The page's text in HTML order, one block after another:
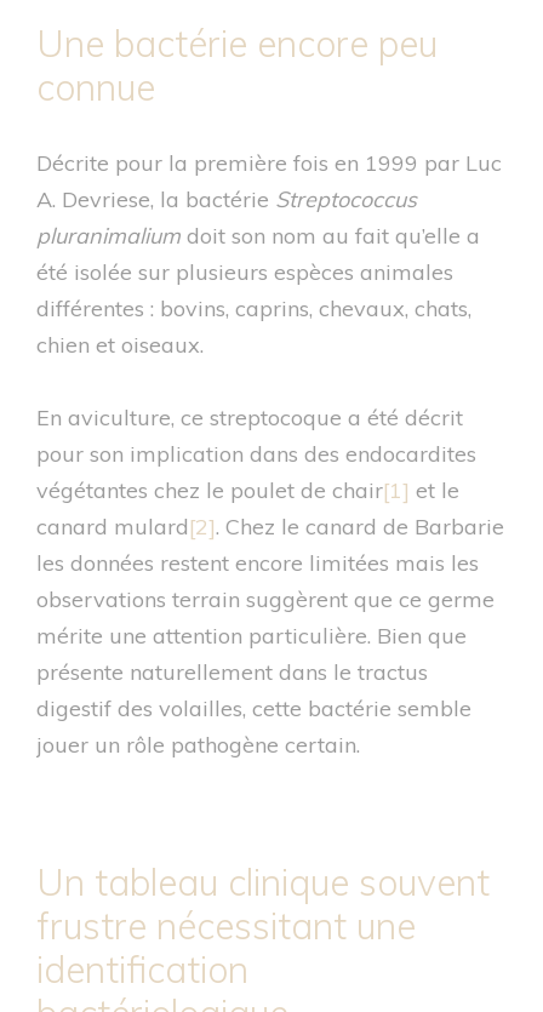
Une bactérie encore peu
connue
Décrite pour la première fois en 1999 par Luc
A. Devriese, la bactérie Streptococcus
pluranimalium doit son nom au fait qu’elle a
été isolée sur plusieurs espèces animales
différentes : bovins, caprins, chevaux, chats,
chien et oiseaux.
En aviculture, ce streptocoque a été décrit
pour son implication dans des endocardites
végétantes chez le poulet de chair[1] et le
canard mulard[2]. Chez le canard de Barbarie
les données restent encore limitées mais les
observations terrain suggèrent que ce germe
mérite une attention particulière. Bien que
présente naturellement dans le tractus
digestif des volailles, cette bactérie semble
jouer un rôle pathogène certain.
Un tableau clinique souvent
frustre nécessitant une
identification